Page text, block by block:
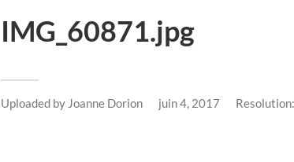
IMG_60871.jpg
Uploaded by Joanne Dorion juin 4, 2017